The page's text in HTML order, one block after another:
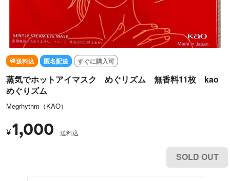
送料込 匿名配送 すぐに購入可
蒸気でホットアイマスク めぐリズム 無香料11枚 kao
めぐりズム
Megrhythm（KAO）
¥1,000 送料込
SOLD OUT